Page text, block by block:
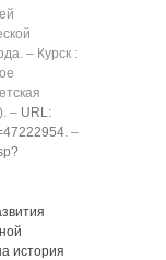
‒ Курск :
‒ URL:
. ‒
история